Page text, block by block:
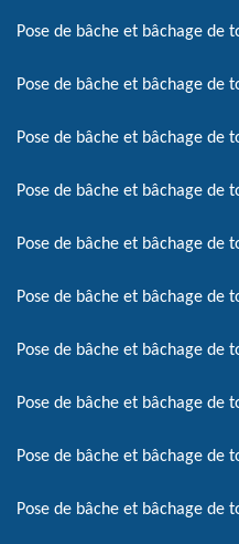
Pose de bâche et bâchage de
Pose de bâche et bâchage de
Pose de bâche et bâchage de
Pose de bâche et bâchage de
Pose de bâche et bâchage de
Pose de bâche et bâchage de
Pose de bâche et bâchage de
Pose de bâche et bâchage de
Pose de bâche et bâchage de
Pose de bâche et bâchage de